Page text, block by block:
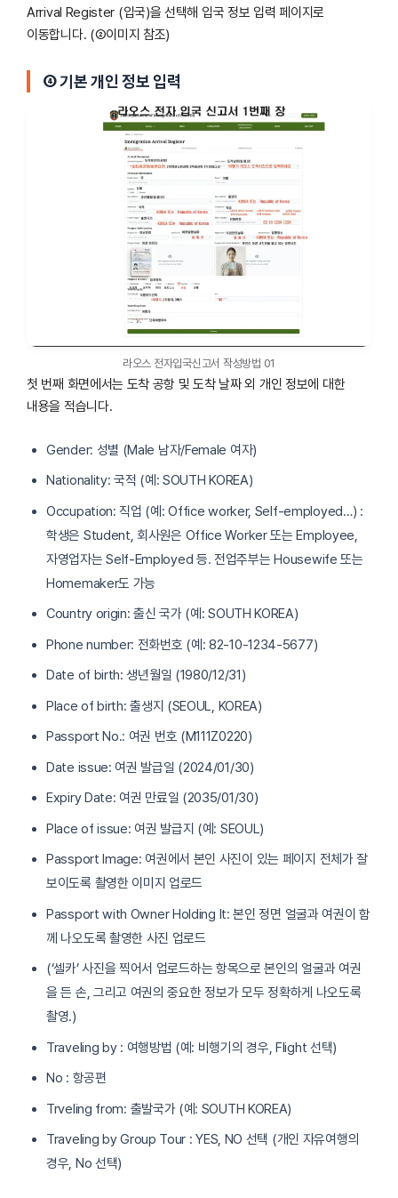
Arrival Register (입국)을 선택해 입국 정보 입력 페이지로
이동합니다. (②이미지 참조)
④ 기본 개인 정보 입력
라오스 전자입국신고서 작성방법 01
첫 번째 화면에서는 도착 공항 및 도착 날짜 외 개인 정보에 대한
내용을 적습니다.
Gender: 성별 (Male 남자/Female 여자)
Nationality: 국적 (예: SOUTH KOREA)
Occupation: 직업 (예: Office worker, Self-employed…) :
학생은 Student, 회사원은 Office Worker 또는 Employee,
자영업자는 Self-Employed 등. 전업주부는 Housewife 또는
Homemaker도 가능
Country origin: 출신 국가 (예: SOUTH KOREA)
Phone number: 전화번호 (예: 82-10-1234-5677)
Date of birth: 생년월일 (1980/12/31)
Place of birth: 출생지 (SEOUL, KOREA)
Passport No.: 여권 번호 (M111Z0220)
Date issue: 여권 발급일 (2024/01/30)
Expiry Date: 여권 만료일 (2035/01/30)
Place of issue: 여권 발급지 (예: SEOUL)
Passport Image: 여권에서 본인 사진이 있는 페이지 전체가 잘
보이도록 촬영한 이미지 업로드
Passport with Owner Holding It: 본인 정면 얼굴과 여권이 함
께 나오도록 촬영한 사진 업로드
(‘셀카’ 사진을 찍어서 업로드하는 항목으로 본인의 얼굴과 여권
을 든 손, 그리고 여권의 중요한 정보가 모두 정확하게 나오도록
촬영.)
Traveling by : 여행방법 (예: 비행기의 경우, Flight 선택)
No : 항공편
Trveling from: 출발국가 (예: SOUTH KOREA)
Traveling by Group Tour : YES, NO 선택 (개인 자유여행의
경우, No 선택)